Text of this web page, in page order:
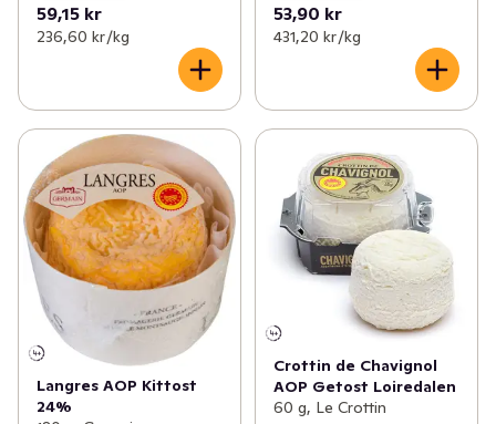
59,15 kr
236,60 kr /kg
53,90 kr
431,20 kr /kg
Langres AOP Kittost
24%
Crottin de Chavignol
AOP Getost Loiredalen
60 g, Le Crottin